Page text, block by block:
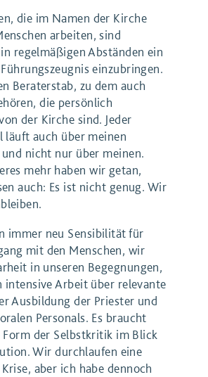
die im Namen der Kirche
arbeiten, sind
regelmäßigen Abständen ein
einzubringen.
Beraterstab, zu dem auch
die persönlich
der Kirche sind. Jeder
läuft auch über meinen
nicht nur über meinen.
mehr haben wir getan,
auch: Es ist nicht genug. Wir
immer neu Sensibilität für
mit den Menschen, wir
in unseren Begegnungen,
intensive Arbeit über relevante
Ausbildung der Priester und
Personals. Es braucht
Form der Selbstkritik im Blick
Wir durchlaufen eine
aber ich habe dennoch